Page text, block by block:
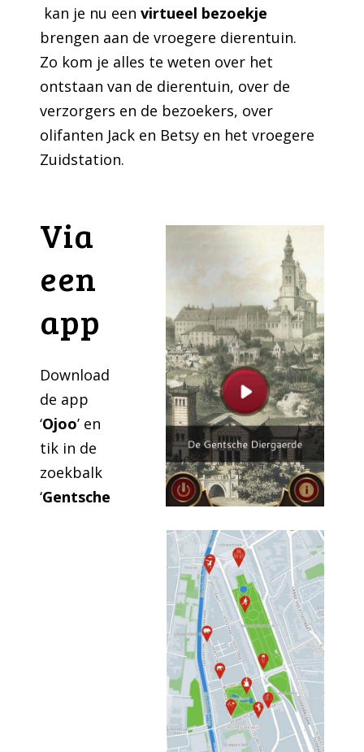
kan je nu eenvirtueel bezoekje
brengen aan de vroegere dierentuin.
Zo kom je alles te weten over het
ontstaan van de dierentuin, over de
verzorgers en de bezoekers, over
olifanten Jack en Betsy en het vroegere
Zuidstation.
Via
een
app
Download
de app
‘Ojoo’ en
tik in de
zoekbalk
‘Gentsche